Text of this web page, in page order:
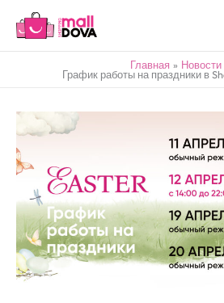
Главная Новости
График работы на праздники в